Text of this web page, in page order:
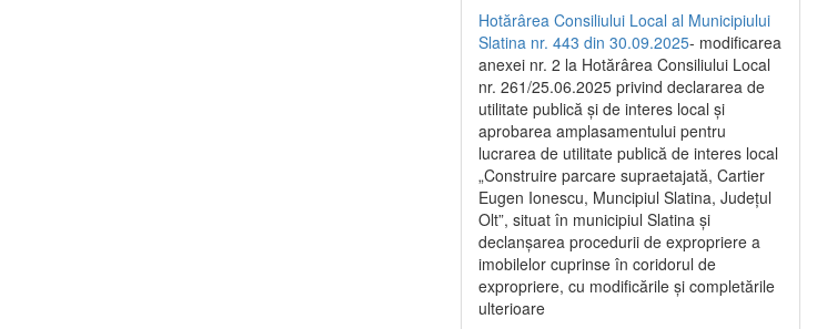
Hotărârea Consiliului Local al Municipiului
Slatina nr. 443 din 30.09.2025- modificarea
anexei nr. 2 la Hotărârea Consiliului Local
nr. 261/25.06.2025 privind declararea de
utilitate publică şi de interes local şi
aprobarea amplasamentului pentru
lucrarea de utilitate publică de interes local
„Construire parcare supraetajată, Cartier
Eugen Ionescu, Muncipiul Slatina, Judeţul
Olt”, situat în municipiul Slatina şi
declanşarea procedurii de expropriere a
imobilelor cuprinse în coridorul de
expropriere, cu modificările şi completările
ulterioare